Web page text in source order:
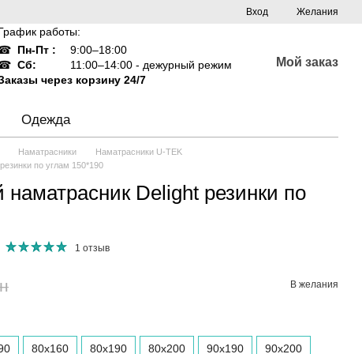
Вход Желания
работы:
Пн-Пт :
9:00–18:00
Сб:
11:00–14:00 - дежурный режим
через корзину 24/7
Мой заказ
Одежда
Наматрасники
Наматрасники U-TEK
по углам 150*190
Delight резинки по
1 отзыв
В желания
80х160 80х190 80x200 90x190 90x200